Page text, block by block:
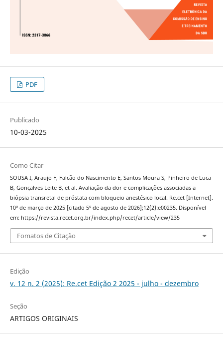
PDF
Publicado
10-03-2025
Como Citar
SOUSA I, Araujo F, Falcão do Nascimento E, Santos Moura S, Pinheiro de Luca
B, Gonçalves Leite B, et al. Avaliação da dor e complicações associadas a
biópsia transretal de próstata com bloqueio anestésico local. Re.cet [Internet].
10º de março de 2025 [citado 5º de agosto de 2026];12(2):e00235. Disponível
em: https://revista.recet.org.br/index.php/recet/article/view/235
Fomatos de Citação
Edição
v. 12 n. 2 (2025): Re.cet Edição 2 2025 - julho - dezembro
Seção
ARTIGOS ORIGINAIS